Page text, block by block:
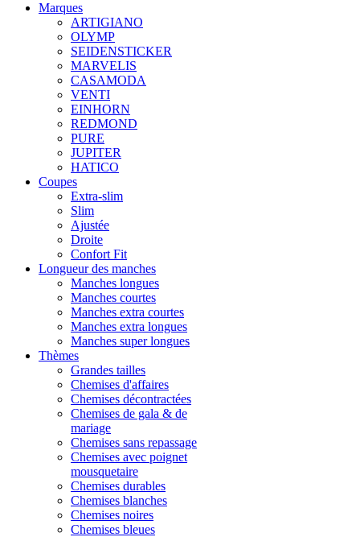
Marques
ARTIGIANO
OLYMP
SEIDENSTICKER
MARVELIS
CASAMODA
VENTI
EINHORN
REDMOND
PURE
JUPITER
HATICO
Coupes
Extra-slim
Slim
Ajustée
Droite
Confort Fit
Longueur des manches
Manches longues
Manches courtes
Manches extra courtes
Manches extra longues
Manches super longues
Thèmes
Grandes tailles
Chemises d'affaires
Chemises décontractées
Chemises de gala & de
mariage
Chemises sans repassage
Chemises avec poignet
mousquetaire
Chemises durables
Chemises blanches
Chemises noires
Chemises bleues